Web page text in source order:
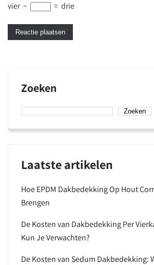
vier − = drie
Zoeken
Zoeken
Laatste artikelen
Hoe EPDM Dakbedekking Op Hout
Brengen
De Kosten van Dakbedekking Per
Kun Je Verwachten?
De Kosten van Sedum Dakbedekking: